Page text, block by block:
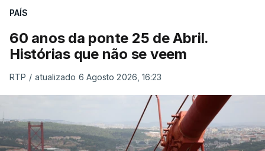
PAÍS
60 anos da ponte 25 de Abril.
Histórias que não se veem
RTP / atualizado 6 Agosto 2026, 16:23